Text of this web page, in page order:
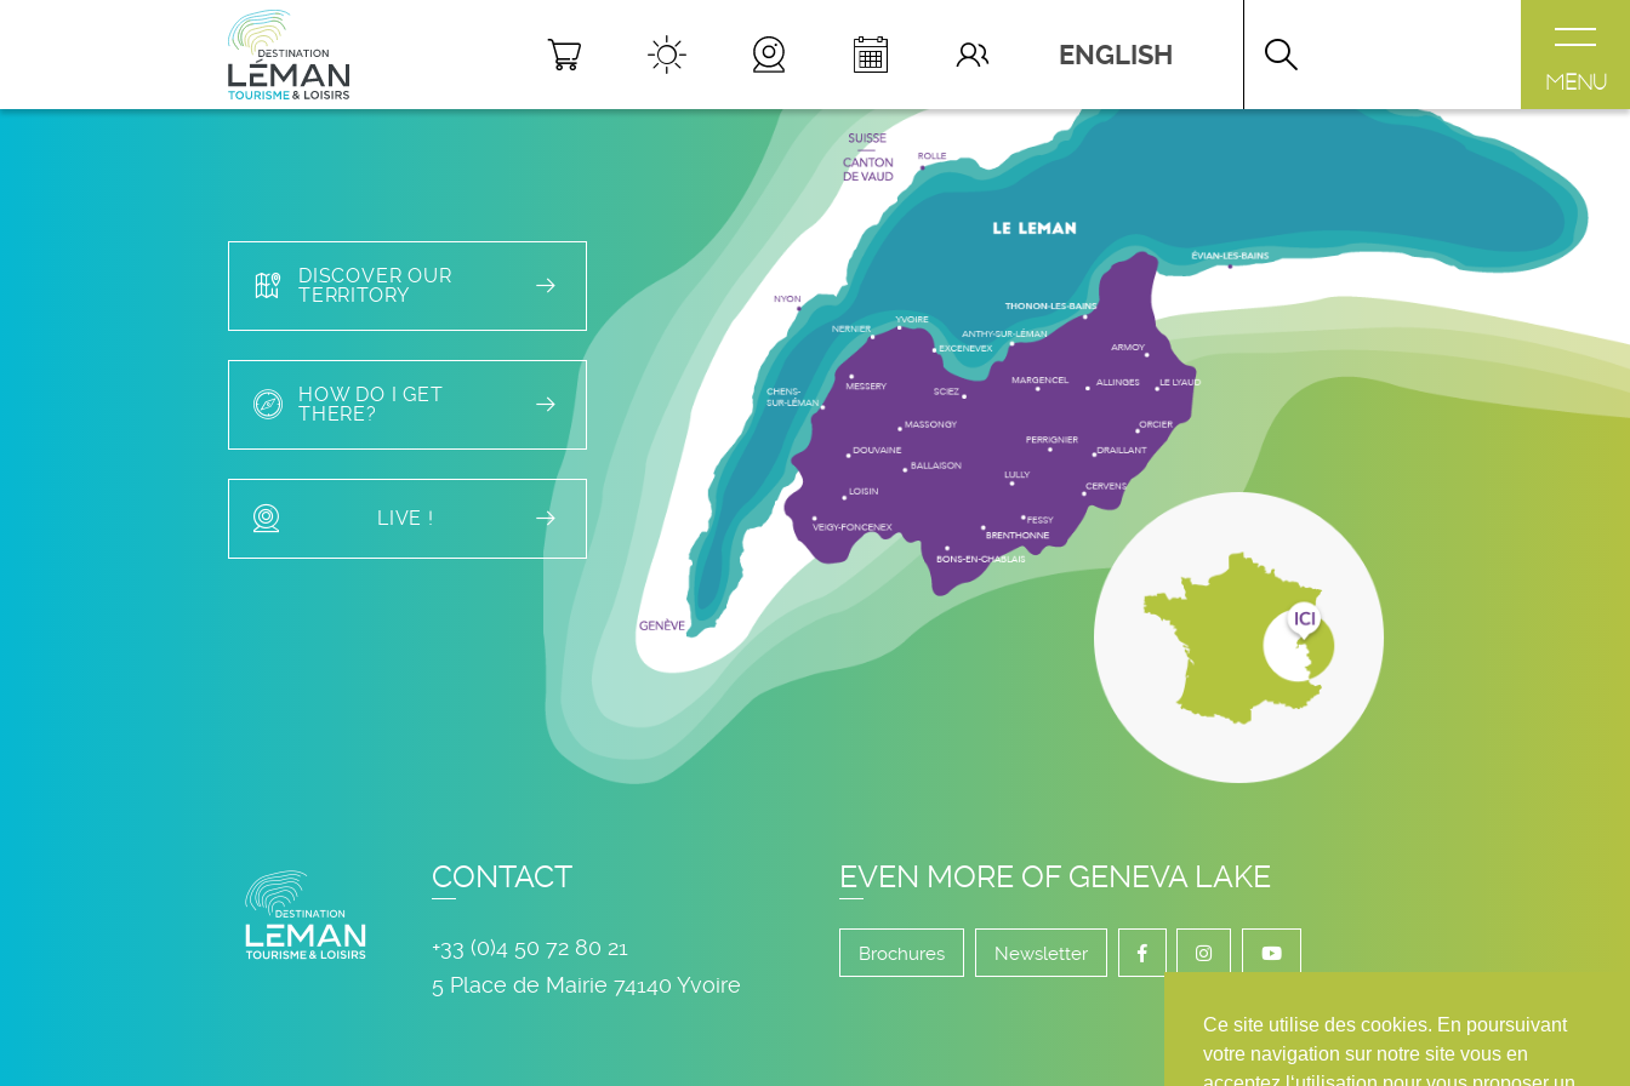
Ce site utilise des cookies. En poursuivant
votre navigation sur notre site vous en
MENU
DESTINATION LÉMAN
DISCOVER OUR
TERRITORY
HOW DO I GET
THERE?
LIVE !
CONTACT
+33 (0)4 50 72 80 21
5 Place de Mairie74140Yvoire
EVEN MORE OF GENEVA LAKE
Brochures Newsletter